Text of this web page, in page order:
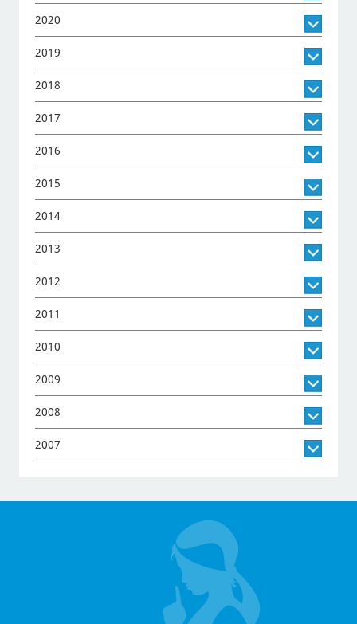
2020
2019
2018
2017
2016
2015
2014
2013
2012
2011
2010
2009
2008
2007